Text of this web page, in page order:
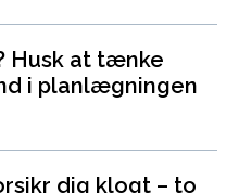
Husk at tænke
i planlægningen
dig klogt – to